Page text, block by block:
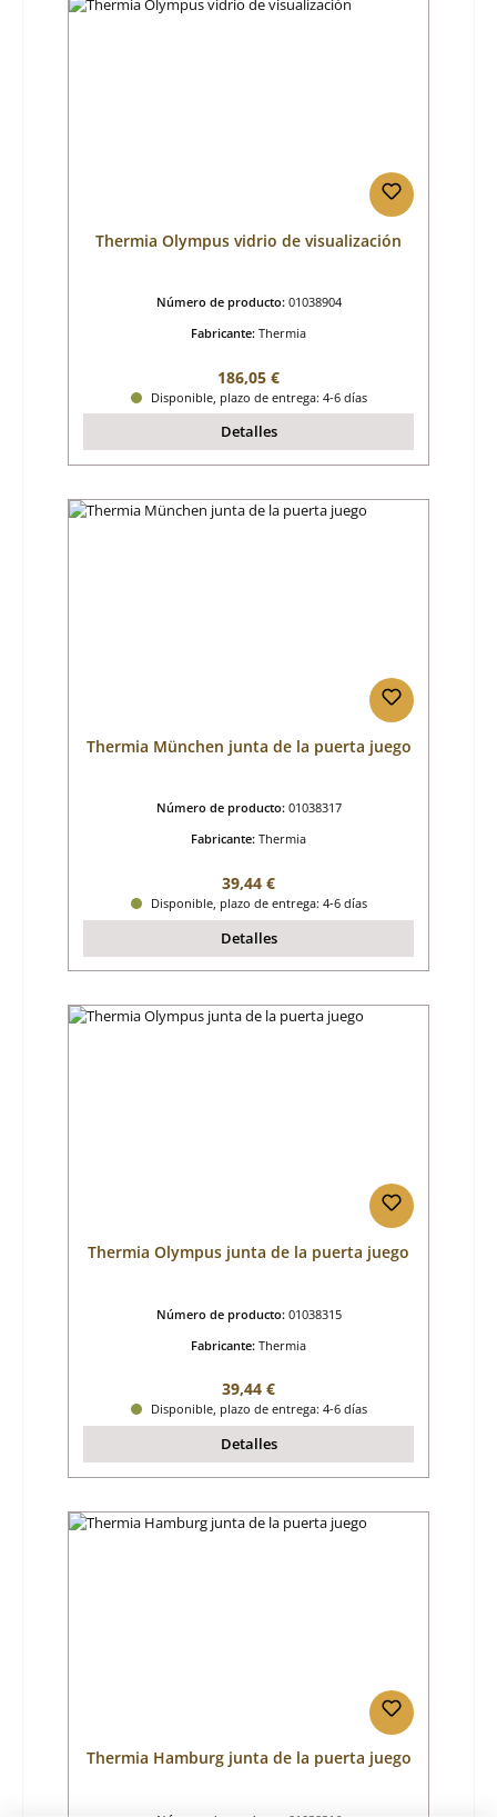
Thermia Olympus vidrio de visualización
Número de producto: 01038904
Fabricante: Thermia
Precio normal:
186,05 €
Disponible, plazo de entrega: 4-6 días
Detalles
Thermia München junta de la puerta juego
Número de producto: 01038317
Fabricante: Thermia
Precio normal:
39,44 €
Disponible, plazo de entrega: 4-6 días
Detalles
Thermia Olympus junta de la puerta juego
Número de producto: 01038315
Fabricante: Thermia
Precio normal:
39,44 €
Disponible, plazo de entrega: 4-6 días
Detalles
Thermia Hamburg junta de la puerta juego